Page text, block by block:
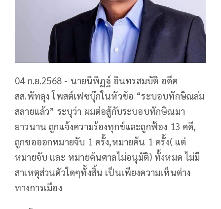
04 ก.ย.2568 - นายนิพิฏฐ์ อินทรสมบัติ อดีต
สส.พัทลุง โพสต์เฟซบุ๊กในหัวข้อ “ระบอบทักษิณล่ม
สลายแล้ว” ระบุว่า ผมต่อสู้กับระบอบทักษิณมา
ยาวนาน ถูกแจ้งความร้องทุกข์และถูกฟ้อง 13 คดี,
ถูกขอออกหมายจับ 1 ครั้ง,หมายค้น 1 ครั้ง( แต่
หมายจับ และ หมายค้นศาลไม่อนุมัติ) ทั้งหมด ไม่มี
สาเหตุส่วนตัวใดๆทั้งสิ้น เป็นเพียงความเห็นต่าง
ทางการเมือง